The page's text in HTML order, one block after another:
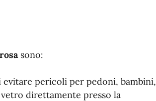
sono:
pericoli per pedoni, bambini,
direttamente presso la